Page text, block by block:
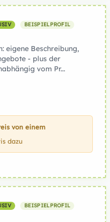
BEISPIELPROFIL
eigene Beschreibung,
- plus der
vom Pr...
von einem
dazu
BEISPIELPROFIL